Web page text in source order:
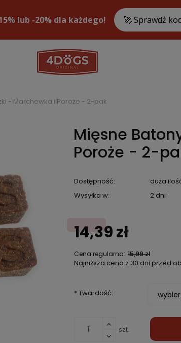
- Marchewka i Poroże - 2-pak
Mięsne
Poroże - 2-
Dostępność:
duża
Wysyłka w:
2 dni
14,39 zł
Cena regularna: 15,99 zł
Najniższa cena z 30 dni przed
*Twardość:
szt.